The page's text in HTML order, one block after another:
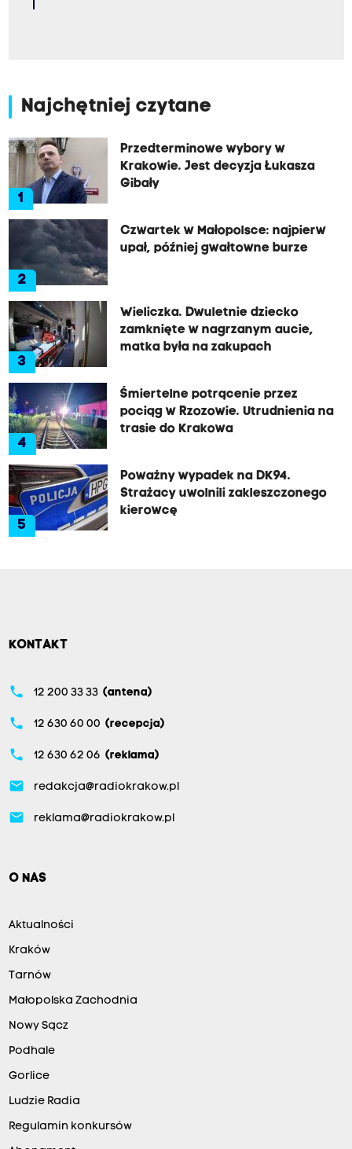
Najchętniej czytane
1
Przedterminowe wybory w
Krakowie. Jest decyzja Łukasza
Gibały
2
Czwartek w Małopolsce: najpierw
upał, później gwałtowne burze
3
Wieliczka. Dwuletnie dziecko
zamknięte w nagrzanym aucie,
matka była na zakupach
4
Śmiertelne potrącenie przez
pociąg w Rzozowie. Utrudnienia na
trasie do Krakowa
5
Poważny wypadek na DK94.
Strażacy uwolnili zakleszczonego
kierowcę
KONTAKT
phone 12 200 33 33 (antena)
phone 12 630 60 00 (recepcja)
phone 12 630 62 06 (reklama)
email redakcja@radiokrakow.pl
email reklama@radiokrakow.pl
O NAS
Aktualności
Kraków
Tarnów
Małopolska Zachodnia
Nowy Sącz
Podhale
Gorlice
Ludzie Radia
Regulamin konkursów